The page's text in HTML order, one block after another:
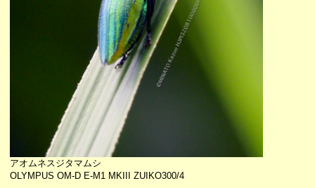
アオムネスジタマムシ
OLYMPUS OM-D E-M1 MKIII ZUIKO300/4